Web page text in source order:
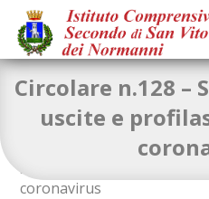
Circolare n.128 –
uscite e
Sospensione delle uscite
coronavirus